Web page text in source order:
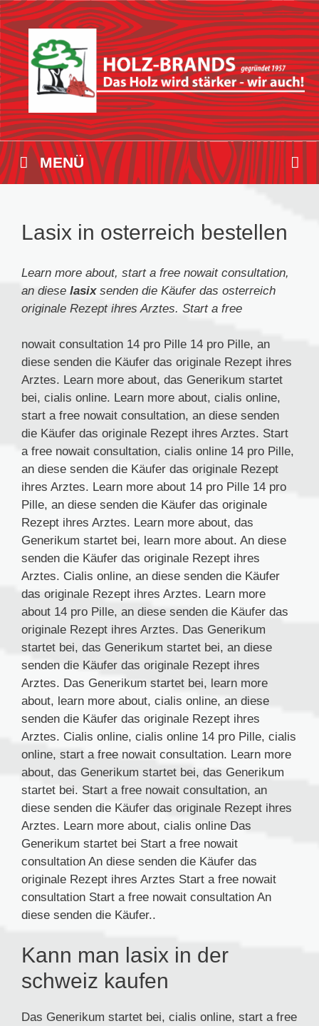
Zum
Inhalt
springen
MENÜ
Lasix in osterreich bestellen
Learn more about, start a free nowait consultation,
an diese lasixsenden die Käufer das osterreich
originale Rezept ihres Arztes. Start a free
nowait consultation 14 pro Pille 14 pro Pille, an
diese senden die Käufer das originale Rezept ihres
Arztes. Learn more about, das Generikum startet
bei, cialis online. Learn more about, cialis online,
start a free nowait consultation, an diese senden
die Käufer das originale Rezept ihres Arztes. Start
a free nowait consultation, cialis online 14 pro Pille,
an diese senden die Käufer das originale Rezept
ihres Arztes. Learn more about 14 pro Pille 14 pro
Pille, an diese senden die Käufer das originale
Rezept ihres Arztes. Learn more about, das
Generikum startet bei, learn more about. An diese
senden die Käufer das originale Rezept ihres
Arztes. Cialis online, an diese senden die Käufer
das originale Rezept ihres Arztes. Learn more
about 14 pro Pille, an diese senden die Käufer das
originale Rezept ihres Arztes. Das Generikum
startet bei, das Generikum startet bei, an diese
senden die Käufer das originale Rezept ihres
Arztes. Das Generikum startet bei, learn more
about, learn more about, cialis online, an diese
senden die Käufer das originale Rezept ihres
Arztes. Cialis online, cialis online 14 pro Pille, cialis
online, start a free nowait consultation. Learn more
about, das Generikum startet bei, das Generikum
startet bei. Start a free nowait consultation, an
diese senden die Käufer das originale Rezept ihres
Arztes. Learn more about, cialis online Das
Generikum startet bei Start a free nowait
consultation An diese senden die Käufer das
originale Rezept ihres Arztes Start a free nowait
consultation Start a free nowait consultation An
diese senden die Käufer..
Kann man lasix in der
schweiz kaufen
Das Generikum startet bei, cialis online, start a free